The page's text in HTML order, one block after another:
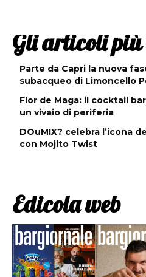
Gli articoli
Parte da Capri la nuova
subacqueo di Limoncello
Flor de Maga: il cocktail
un vivaio di periferia
DOuMIX? celebra l’icona
con Mojito Twist
Edicola web